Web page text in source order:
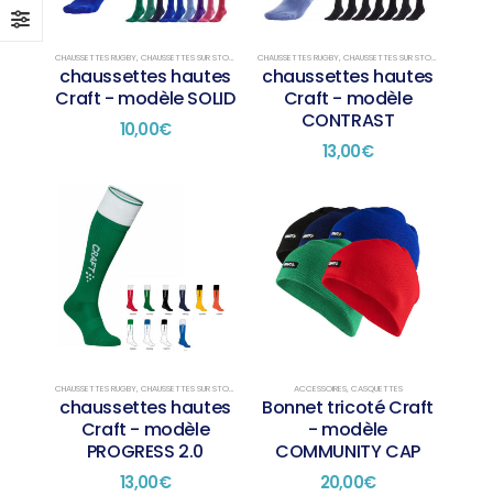
CHAUSSETTES RUGBY, CHAUSSETTES SUR STOCK
chaussettes hautes
Craft - modèle SOLID
10,00€
CHAUSSETTES RUGBY, CHAUSSETTES SUR STOCK
chaussettes hautes
Craft - modèle
CONTRAST
13,00€
CHAUSSETTES RUGBY, CHAUSSETTES SUR STOCK
chaussettes hautes
Craft - modèle
PROGRESS 2.0
13,00€
ACCESSOIRES, CASQUETTES
Bonnet tricoté Craft
- modèle
COMMUNITY CAP
20,00€